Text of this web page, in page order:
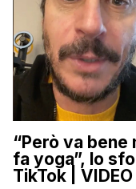
“Però va
fa yoga”, lo
TikTok | VIDEO